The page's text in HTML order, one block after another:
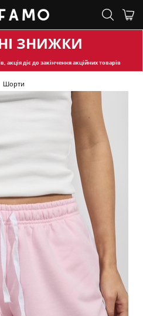
ЗНИЖКИ
акція діє до закінчення акційних товарів
Шорти